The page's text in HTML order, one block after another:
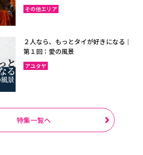
その他エリア
２人なら、もっとタイが好きになる｜
第１回：愛の風景
アユタヤ
特集一覧へ